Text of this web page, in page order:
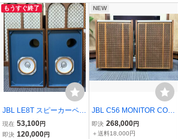
もうすぐ終了
JBL LE8T スピーカーペ
ア。 SANSUI
現在 53,100円
即決 120,000円
NEW
JBL C56 MONITOR CON
TROL スピーカーペア。
動作品。
即決 268,000円
＋送料18,000円